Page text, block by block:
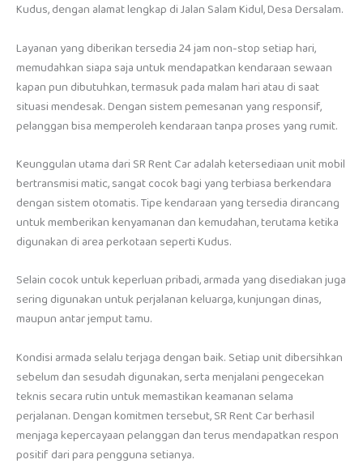
Kudus, dengan alamat lengkap di Jalan Salam Kidul, Desa Dersalam.
Layanan yang diberikan tersedia 24 jam non-stop setiap hari,
memudahkan siapa saja untuk mendapatkan kendaraan sewaan
kapan pun dibutuhkan, termasuk pada malam hari atau di saat
situasi mendesak. Dengan sistem pemesanan yang responsif,
pelanggan bisa memperoleh kendaraan tanpa proses yang rumit.
Keunggulan utama dari SR Rent Car adalah ketersediaan unit mobil
bertransmisi matic, sangat cocok bagi yang terbiasa berkendara
dengan sistem otomatis. Tipe kendaraan yang tersedia dirancang
untuk memberikan kenyamanan dan kemudahan, terutama ketika
digunakan di area perkotaan seperti Kudus.
Selain cocok untuk keperluan pribadi, armada yang disediakan juga
sering digunakan untuk perjalanan keluarga, kunjungan dinas,
maupun antar jemput tamu.
Kondisi armada selalu terjaga dengan baik. Setiap unit dibersihkan
sebelum dan sesudah digunakan, serta menjalani pengecekan
teknis secara rutin untuk memastikan keamanan selama
perjalanan. Dengan komitmen tersebut, SR Rent Car berhasil
menjaga kepercayaan pelanggan dan terus mendapatkan respon
positif dari para pengguna setianya.